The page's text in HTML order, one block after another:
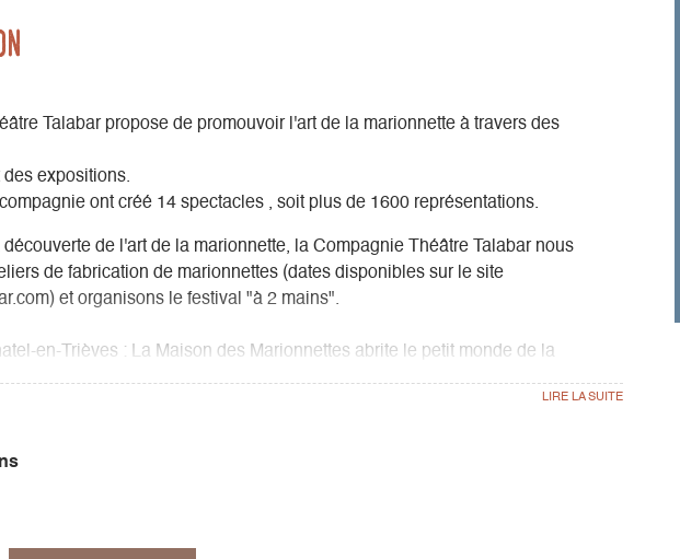
Talabar propose de promouvoir l'art de la marionnette à travers des
expositions.
ont créé 14 spectacles , soit plus de 1600 représentations.
de l'art de la marionnette, la Compagnie Théâtre Talabar nous
de fabrication de marionnettes (dates disponibles sur le site
et organisons le festival "à 2 mains".
en-Trièves : La Maison des Marionnettes abrite le petit monde de la
Talabar. C'est un lieu d'exposition, un espace pour manipuler des
le théâtre d'ombres et des jeux interactifs. Un moment magique à